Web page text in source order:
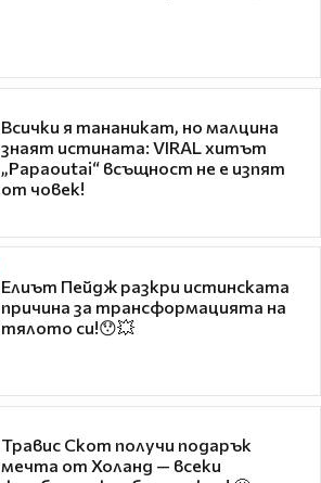
Всички я тананикат, но малцина
знаят истината: VIRAL хитът
„Papaoutai“ всъщност не е изпят
от човек!
Елиът Пейдж разкри истинската
причина за трансформацията на
тялото си!😯💥
Травис Скот получи подарък
мечта от Холанд — всеки